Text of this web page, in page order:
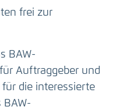
frei zur
BAW-
Auftraggeber und
die interessierte
BAW-